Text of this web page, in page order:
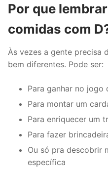
Por que
comidas com
Às vezes a gente precisa
bem diferentes. Pode ser:
Para ganhar no jogo
Para montar um
Para enriquecer um
Para fazer
Ou só pra descobrir
específica